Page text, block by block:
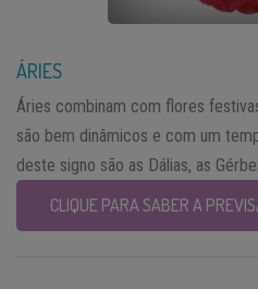
ÁRIES
Áries combinam com flores
são bem dinâmicos e com um
deste signo são as Dálias, as
CLIQUE PARA SABER A